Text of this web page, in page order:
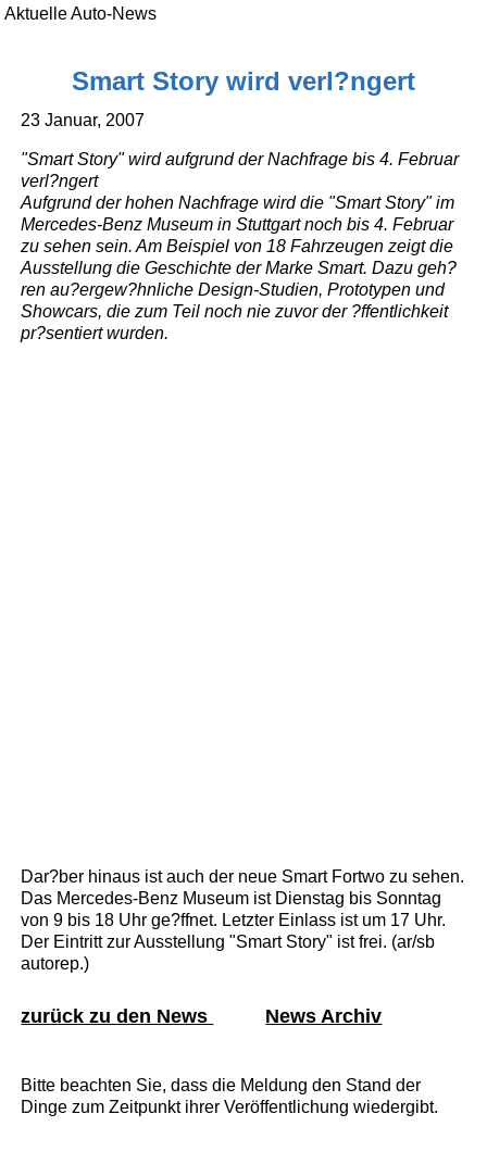
Aktuelle Auto-News
Smart Story wird verl?ngert
23 Januar, 2007
"Smart Story" wird aufgrund der Nachfrage bis 4. Februar
verl?ngert
Aufgrund der hohen Nachfrage wird die "Smart Story" im
Mercedes-Benz Museum in Stuttgart noch bis 4. Februar
zu sehen sein. Am Beispiel von 18 Fahrzeugen zeigt die
Ausstellung die Geschichte der Marke Smart. Dazu geh?
ren au?ergew?hnliche Design-Studien, Prototypen und
Showcars, die zum Teil noch nie zuvor der ?ffentlichkeit
pr?sentiert wurden.
Dar?ber hinaus ist auch der neue Smart Fortwo zu sehen.
Das Mercedes-Benz Museum ist Dienstag bis Sonntag
von 9 bis 18 Uhr ge?ffnet. Letzter Einlass ist um 17 Uhr.
Der Eintritt zur Ausstellung "Smart Story" ist frei. (ar/sb
autorep.)
zurück zu den News News Archiv
Bitte beachten Sie, dass die Meldung den Stand der
Dinge zum Zeitpunkt ihrer Veröffentlichung wiedergibt.